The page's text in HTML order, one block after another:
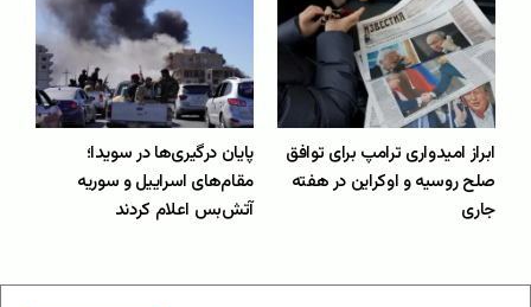
ابراز امیدواری ترامپ برای توافق
صلح روسیه و اوکراین در هفته
جاری
پایان درگیری‌ها در سویدا؛
مقام‌های اسراییل و سوریه
آتش‌بس اعلام کردند